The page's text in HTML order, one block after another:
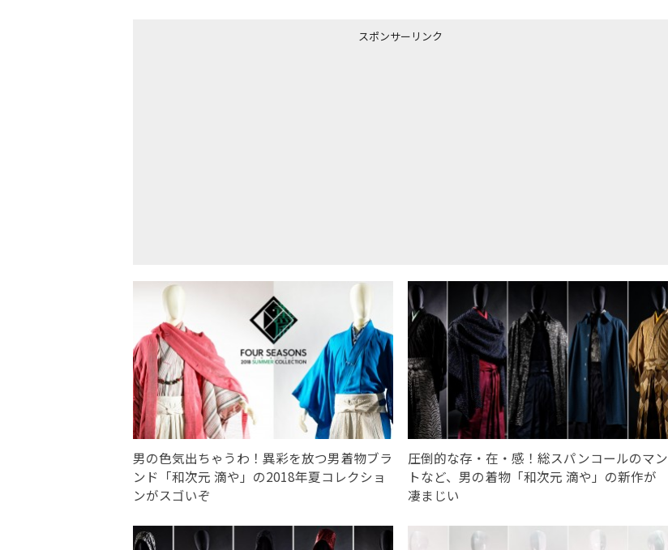
スポンサーリンク
男の色気出ちゃうわ！異彩を放つ男着物ブラ
ンド「和次元 滴や」の2018年夏コレクショ
ンがスゴいぞ
圧倒的な存・在・感！総スパンコールのマン
トなど、男の着物「和次元 滴や」の新作が
凄まじい